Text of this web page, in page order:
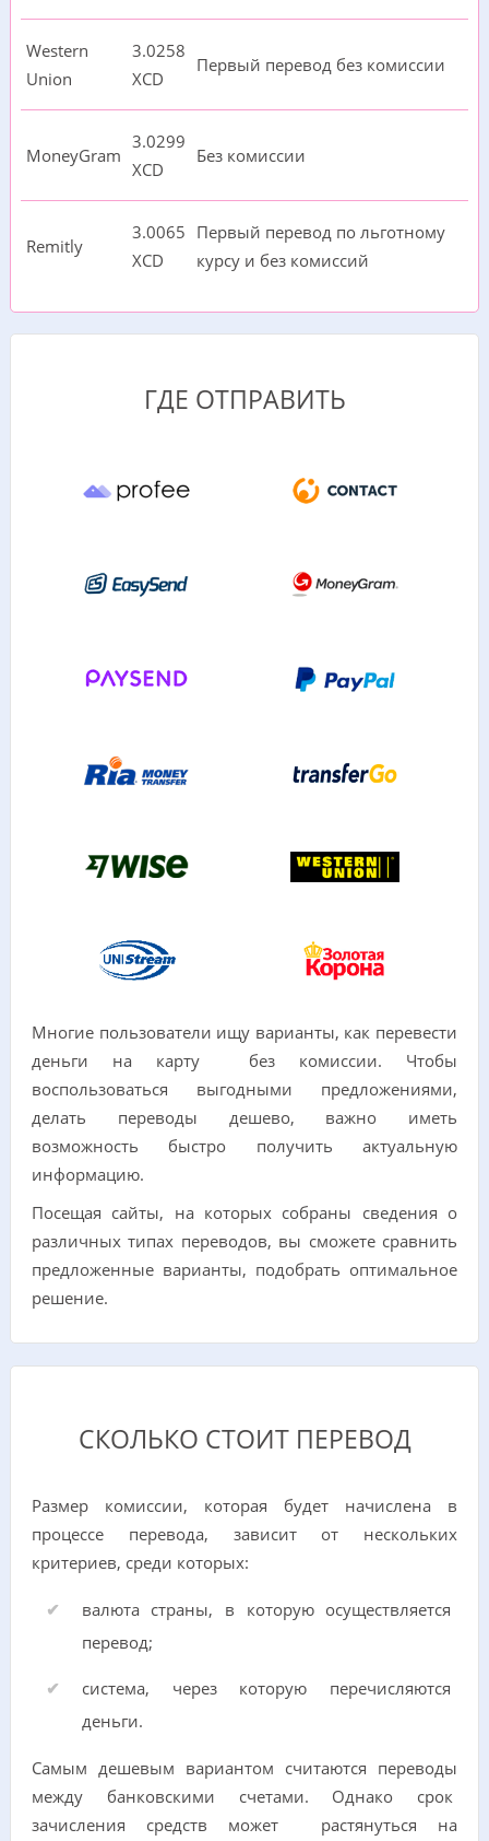
Western
Union
3.0258
XCD
Первый перевод без комиссии
MoneyGram
3.0299
XCD
Без комиссии
Remitly
3.0065
XCD
Первый перевод по льготному
курсу и без комиссий
ГДЕ ОТПРАВИТЬ
Многие пользователи ищу варианты, как перевести
деньги на карту без комиссии. Чтобы
воспользоваться выгодными предложениями,
делать переводы дешево, важно иметь
возможность быстро получить актуальную
информацию.
Посещая сайты, на которых собраны сведения о
различных типах переводов, вы сможете сравнить
предложенные варианты, подобрать оптимальное
решение.
СКОЛЬКО СТОИТ ПЕРЕВОД
Размер комиссии, которая будет начислена в
процессе перевода, зависит от нескольких
критериев, среди которых:
валюта страны, в которую осуществляется
перевод;
система, через которую перечисляются
деньги.
Самым дешевым вариантом считаются переводы
между банковскими счетами. Однако срок
зачисления средств может растянуться на